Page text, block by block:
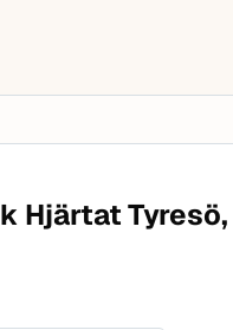
Hjärtat Tyresö,